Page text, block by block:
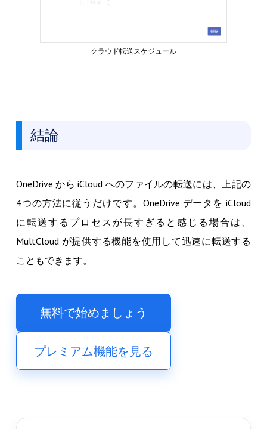
クラウド転送スケジュール
結論
OneDrive から iCloud へのファイルの転送には、上記の
4つの方法に従うだけです。OneDrive データを iCloud
に転送するプロセスが長すぎると感じる場合は、
MultCloud が提供する機能を使用して迅速に転送する
こともできます。
無料で始めましょう
プレミアム機能を見る